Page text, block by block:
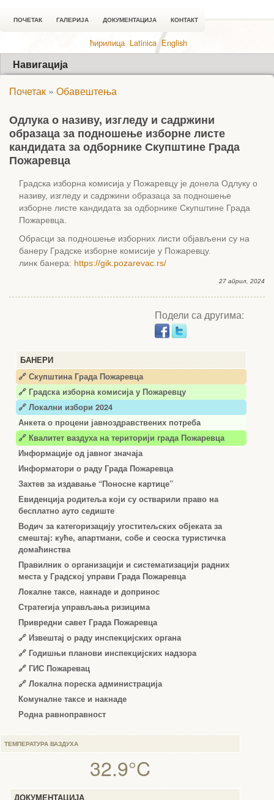
ПОЧЕТАК ГАЛЕРИЈА ДОКУМЕНТАЦИЈА КОНТАКТ
ћирилица Latinica English
Навигација
БАНЕРИ
🔗 Скупштина Града Пожаревца
🔗 Градска изборна комисија у Пожаревцу
🔗 Локални избори 2024
Анкета о процени јавноздравствених потреба
🔗 Квалитет ваздуха на територији града Пожаревца
Информације од јавног значаја
Информатори о раду Града Пожаревца
Захтев за издавање “Поносне картице”
Евиденција родитеља који су остварили право на
бесплатно ауто седиште
Водич за категоризацију угоститељских објеката за
смештај: куће, апартмани, собе и сеоска туристичка
домаћинства
Правилник о организацији и систематизацији радних
места у Градској управи Града Пожаревца
Локалне таксе, накнаде и допринос
Стратегија управљања ризицима
Привредни савет Града Пожаревца
🔗 Извештај о раду инспекцијских органа
🔗 Годишњи планови инспекцијских надзора
🔗 ГИС Пожаревац
🔗 Локална пореска администрација
Комуналне таксе и накнаде
Родна равноправност
Почетак » Обавештења
Одлука о називу, изгледу и садржини
образаца за подношење изборне листе
кандидата за одборнике Скупштине Града
Пожаревца
Градска изборна комисија у Пожаревцу је донела Одлуку о
називу, изгледу и садржини образаца за подношење
изборне листе кандидата за одборнике Скупштине Града
Пожаревца.
Обрасци за подношење изборних листи објављени су на
банеру Градске изборне комисије у Пожаревцу.
линк банера: https://gik.pozarevac.rs/
27 април, 2024
Подели са другима:
ТЕМПЕРАТУРА ВАЗДУХА
32.9°C
ДОКУМЕНТАЦИЈА